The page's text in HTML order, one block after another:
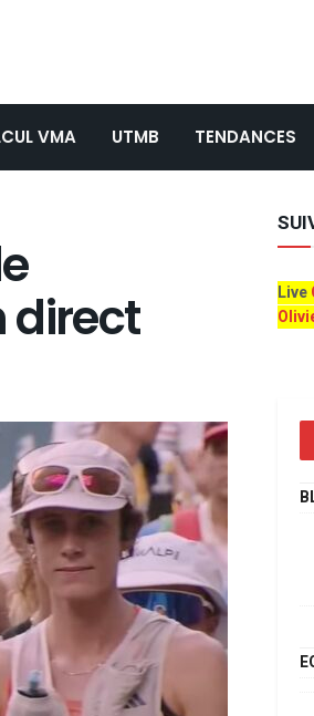
VMA UTMB TENDANCES
direct
Live